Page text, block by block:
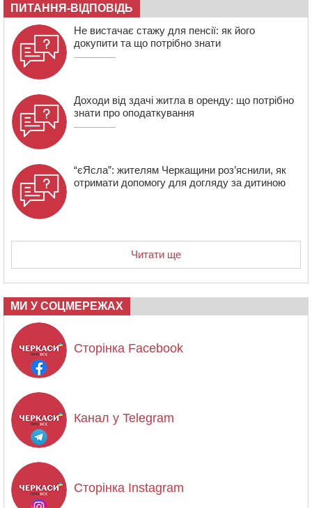
17:15 На Уманщині судитимуть колишню очільницю відділу
освіти через закупівлю електрики за завищеною
ціною
16:40 У Черкасах провели в останню путь двох
загиблих воїнів
ПИТАННЯ-ВІДПОВІДЬ
Не вистачає стажу для пенсії: як його
докупити та що потрібно знати
Доходи від здачі житла в оренду: що потрібно
знати про оподаткування
“єЯсла”: жителям Черкащини роз’яснили, як
отримати допомогу для догляду за дитиною
Читати ще
МИ У СОЦМЕРЕЖАХ
Сторінка Facebook
Канал у Telegram
Сторінка Instagram